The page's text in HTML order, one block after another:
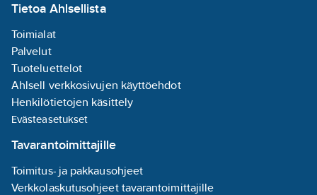
Tietoa Ahlsellista
Toimialat
Palvelut
Tuoteluettelot
Ahlsell verkkosivujen käyttöehdot
Henkilötietojen käsittely
Evästeasetukset
Tavarantoimittajille
Toimitus- ja pakkausohjeet
Verkkolaskutusohjeet tavarantoimittajille